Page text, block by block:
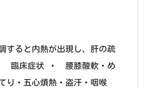
すると内熱が出現し、肝の疏
臨床症状 ・ 腰膝酸軟・め
り・五心煩熱・盗汗・咽喉